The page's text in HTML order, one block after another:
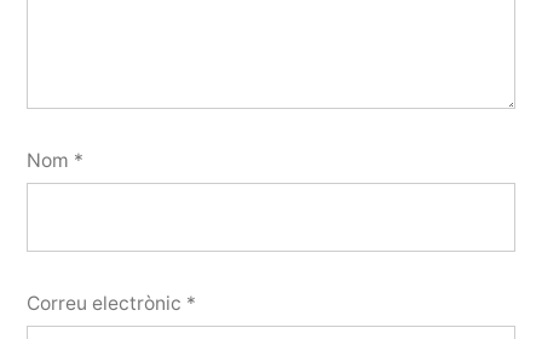
Nom *
Correu electrònic *